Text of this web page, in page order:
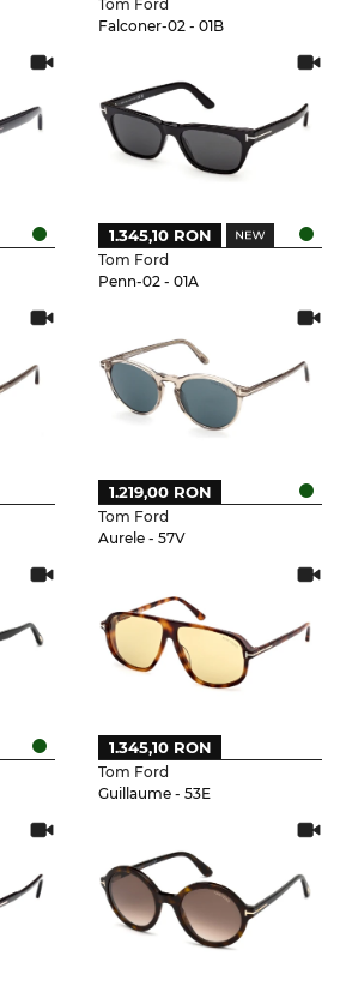
Tom Ford
Falconer-02 - 01B
Tom Ford
Penn-02 - 01A
1.345,10 RON
Tom Ford
Aurele - 57V
1.219,00 RON
Tom Ford
Guillaume - 53E
1.345,10 RON